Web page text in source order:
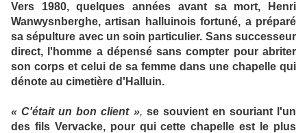
Vers 1980, quelques années avant sa mort, Henri
Wanwysnberghe, artisan halluinois fortuné, a préparé
sa sépulture avec un soin particulier. Sans successeur
direct, l'homme a dépensé sans compter pour abriter
son corps et celui de sa femme dans une chapelle qui
dénote au cimetière d'Halluin.
« C'était un bon client », se souvient en souriant l'un
des fils Vervacke, pour qui cette chapelle est le plus